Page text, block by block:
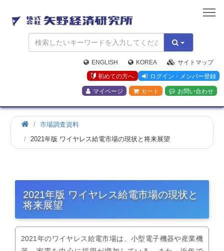
矢
野
経
済
研
究
所
ENGLISH KOREA
サイトマップ
初めての方へ
ログイン・メンバー登録
マイページ カート お問い合わせ
市場調査資料
2021年版 ワイヤレス給電市場の現状と将来展望
2021年版 ワイヤレス給電市場の現状と
将来展望
2021年のワイヤレス給電市場は、小型電子機器や産業機